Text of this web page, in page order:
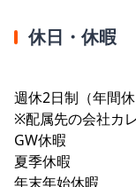
休日・休暇
週休2日制（年間休
※配属先の会社カ
GW休暇
夏季休暇
年末年始休暇